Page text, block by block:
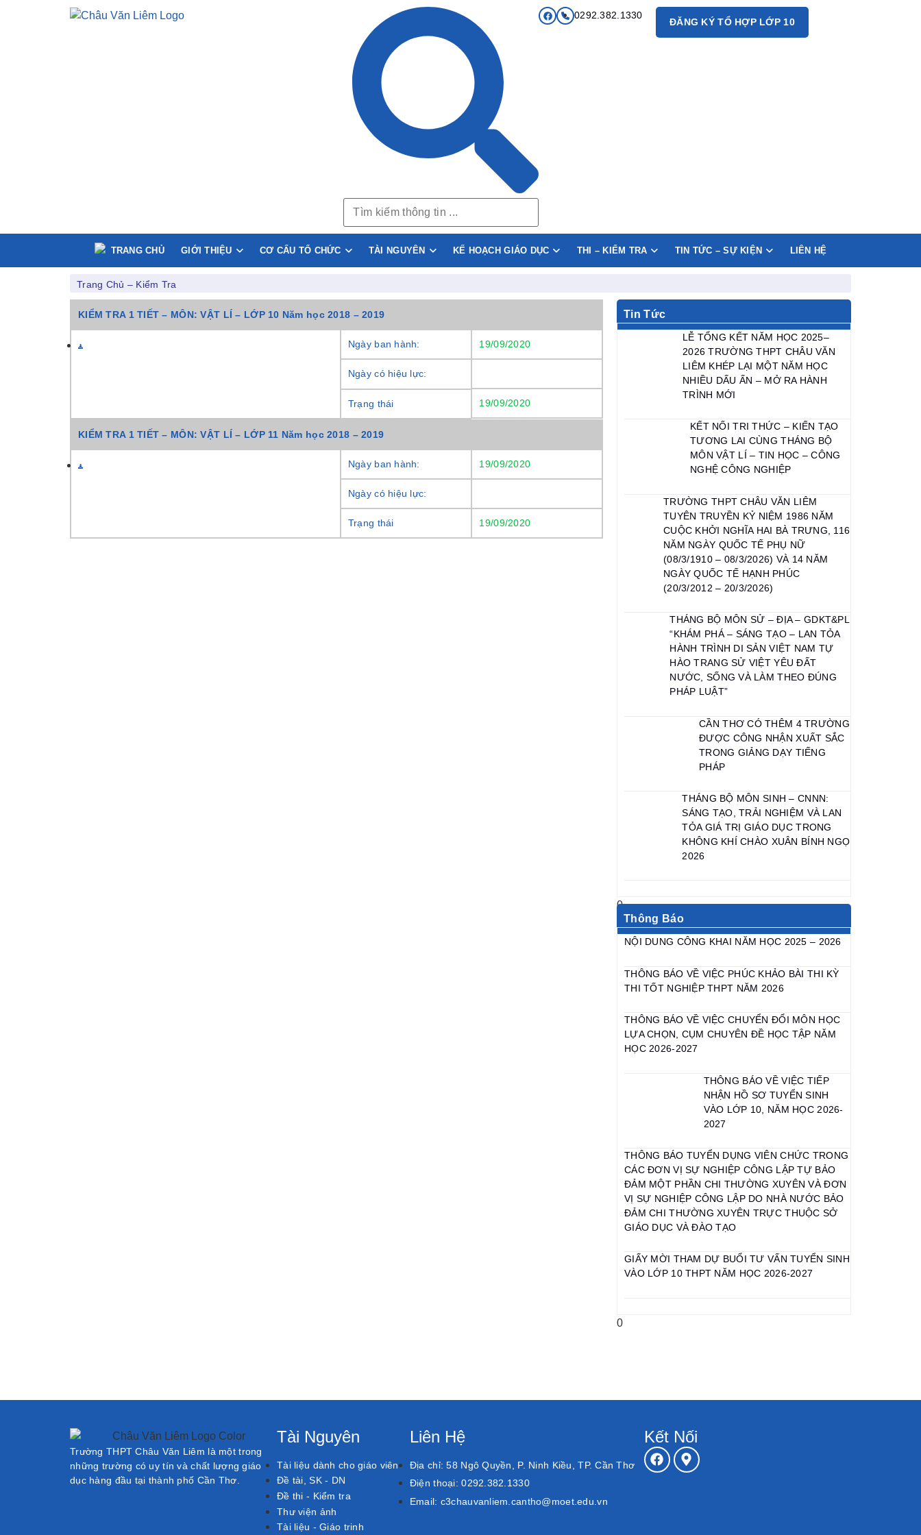
0292.382.1330
ĐĂNG KÝ TỔ HỢP LỚP 10
TRANG CHỦ GIỚI THIỆU CƠ CẤU TỔ CHỨC TÀI NGUYÊN KẾ HOẠCH GIÁO DỤC THI – KIỂM TRA TIN TỨC – SỰ KIỆN LIÊN HỆ
Trang Chủ – Kiểm Tra
KIỂM TRA 1 TIẾT – MÔN: VẬT LÍ – LỚP 10 Năm học 2018 – 2019
Ngày ban hành:
Ngày có hiệu lực:
Trạng thái
19/09/2020
19/09/2020
KIỂM TRA 1 TIẾT – MÔN: VẬT LÍ – LỚP 11 Năm học 2018 – 2019
Ngày ban hành:
Ngày có hiệu lực:
Trạng thái
19/09/2020
19/09/2020
Tin Tức
LỄ TỔNG KẾT NĂM HỌC 2025–
2026 TRƯỜNG THPT CHÂU VĂN
LIÊM KHÉP LẠI MỘT NĂM HỌC
NHIỀU DẤU ẤN – MỞ RA HÀNH
TRÌNH MỚI
KẾT NỐI TRI THỨC – KIẾN TẠO
TƯƠNG LAI CÙNG THÁNG BỘ
MÔN VẬT LÍ – TIN HỌC – CÔNG
NGHỆ CÔNG NGHIỆP
TRƯỜNG THPT CHÂU VĂN LIÊM
TUYÊN TRUYỀN KỶ NIỆM 1986 NĂM
CUỘC KHỞI NGHĨA HAI BÀ TRƯNG, 116
NĂM NGÀY QUỐC TẾ PHỤ NỮ
(08/3/1910 – 08/3/2026) VÀ 14 NĂM
NGÀY QUỐC TẾ HẠNH PHÚC
(20/3/2012 – 20/3/2026)
THÁNG BỘ MÔN SỬ – ĐỊA – GDKT&PL
“KHÁM PHÁ – SÁNG TẠO – LAN TỎA
HÀNH TRÌNH DI SẢN VIỆT NAM TỰ
HÀO TRANG SỬ VIỆT YÊU ĐẤT
NƯỚC, SỐNG VÀ LÀM THEO ĐÚNG
PHÁP LUẬT”
CẦN THƠ CÓ THÊM 4 TRƯỜNG
ĐƯỢC CÔNG NHẬN XUẤT SẮC
TRONG GIẢNG DẠY TIẾNG
PHÁP
THÁNG BỘ MÔN SINH – CNNN:
SÁNG TẠO, TRẢI NGHIỆM VÀ LAN
TỎA GIÁ TRỊ GIÁO DỤC TRONG
KHÔNG KHÍ CHÀO XUÂN BÍNH NGỌ
2026
Thông Báo
NỘI DUNG CÔNG KHAI NĂM HỌC 2025 – 2026
THÔNG BÁO VỀ VIỆC PHÚC KHẢO BÀI THI KỲ
THI TỐT NGHIỆP THPT NĂM 2026
THÔNG BÁO VỀ VIỆC CHUYỂN ĐỔI MÔN HỌC
LỰA CHỌN, CỤM CHUYÊN ĐỀ HỌC TẬP NĂM
HỌC 2026-2027
THÔNG BÁO VỀ VIỆC TIẾP
NHẬN HỒ SƠ TUYỂN SINH
VÀO LỚP 10, NĂM HỌC 2026-
2027
THÔNG BÁO TUYỂN DỤNG VIÊN CHỨC TRONG
CÁC ĐƠN VỊ SỰ NGHIỆP CÔNG LẬP TỰ BẢO
ĐẢM MỘT PHẦN CHI THƯỜNG XUYÊN VÀ ĐƠN
VỊ SỰ NGHIỆP CÔNG LẬP DO NHÀ NƯỚC BẢO
ĐẢM CHI THƯỜNG XUYÊN TRỰC THUỘC SỞ
GIÁO DỤC VÀ ĐÀO TẠO
GIẤY MỜI THAM DỰ BUỔI TƯ VẤN TUYỂN SINH
VÀO LỚP 10 THPT NĂM HỌC 2026-2027
Trường THPT Châu Văn Liêm là một trong
những trường có uy tín và chất lượng giáo
dục hàng đầu tại thành phố Cần Thơ.
Tài Nguyên
Tài liệu dành cho giáo viên
Đề tài, SK - DN
Đề thi - Kiểm tra
Thư viện ảnh
Tài liệu - Giáo trinh
Liên Hệ
Địa chỉ: 58 Ngô Quyền, P. Ninh Kiều, TP. Cần Thơ
Điện thoại: 0292.382.1330
Email: c3chauvanliem.cantho@moet.edu.vn
Kết Nối